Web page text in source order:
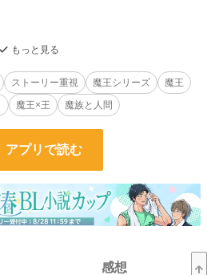
人間の青年だ
である。
の住む領土と人間の住む領土』があり『魔
ずこれを満たしていなければ国としては認め
位)に位置する四カ国がもっとも強い力を保
我らが『魔王さまと王様』なのです。
ストーリー重視 魔王シリーズ
魔王
魔王×王 魔族と人間
アプリで読む
感想